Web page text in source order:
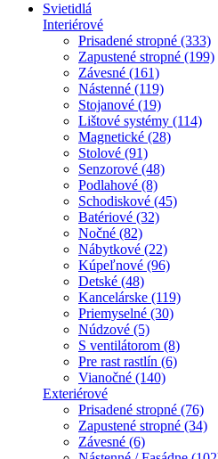
Svietidlá
Interiérové
Prisadené stropné (333)
Zapustené stropné (199)
Závesné (161)
Nástenné (119)
Stojanové (19)
Lištové systémy (114)
Magnetické (28)
Stolové (91)
Senzorové (48)
Podlahové (8)
Schodiskové (45)
Batériové (32)
Nočné (82)
Nábytkové (22)
Kúpeľnové (96)
Detské (48)
Kancelárske (119)
Priemyselné (30)
Núdzové (5)
S ventilátorom (8)
Pre rast rastlín (6)
Vianočné (140)
Exteriérové
Prisadené stropné (76)
Zapustené stropné (34)
Závesné (6)